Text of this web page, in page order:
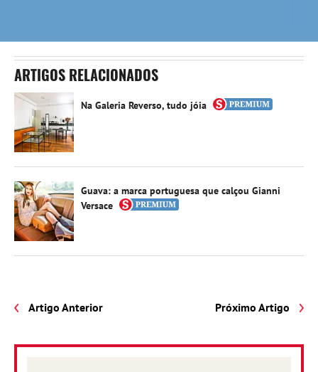
ARTIGOS RELACIONADOS
Na Galeria Reverso, tudo jóia
Guava: a marca portuguesa que calçou Gianni
Versace
Artigo Anterior Próximo Artigo